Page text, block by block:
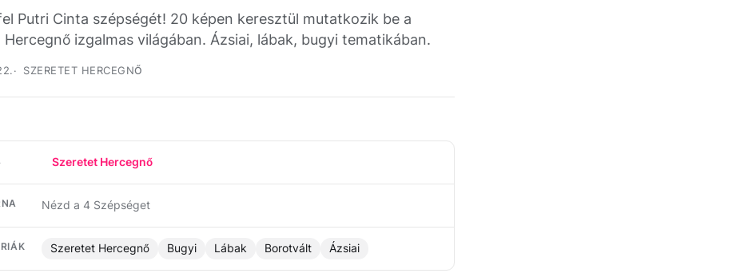
Putri Cinta szépségét! 20 képen keresztül mutatkozik be a
Hercegnő izgalmas világában. Ázsiai, lábak, bugyi tematikában.
SZERETET HERCEGNŐ
Szeretet Hercegnő
Nézd a 4 Szépséget
Szeretet Hercegnő Bugyi Lábak Borotvált Ázsiai